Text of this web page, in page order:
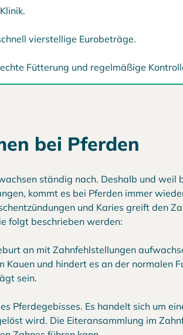
vierstellige Eurobeträge.
Fütterung und regelmäßige
bei Pferden
ständig nach. Deshalb und weil
kommt es bei Pferden immer
und Karies greift den
folgt beschrieben werden:
an mit Zahnfehlstellungen
und hindert es an der normalen
sein.
Pferdegebisses. Es handelt sich um
wird. Die Eiteransammlung im